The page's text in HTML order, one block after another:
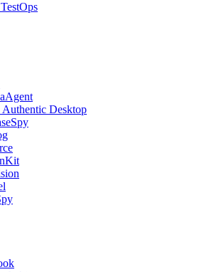
Desktop